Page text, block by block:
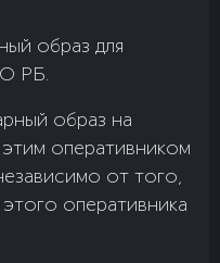
образ для
РБ.
образ на
оперативником
от того,
оперативника